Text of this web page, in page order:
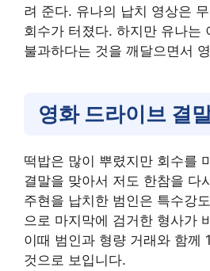
려 준다. 유나의 납치 영상은
회수가 터졌다. 하지만 유나는
불과하다는 것을 깨달으면서
영화 드라이브 결
떡밥은 많이 뿌렸지만 회수를
결말을 맞아서 저도 한참을 다
주현을 납치한 범인은 특수강
으로 마지막에 검거한 형사가
이때 범인과 형량 거래와 함께
것으로 보입니다.